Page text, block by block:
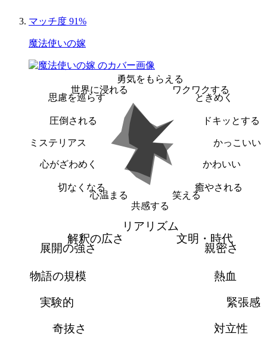
マッチ度 91%
魔法使いの嫁
勇気をもらえる
ワクワクする
ときめく
ドキッとする
かっこいい
かわいい
癒やされる
笑える
共感する
心温まる
切なくなる
心がざわめく
ミステリアス
圧倒される
思慮を巡らす
世界に浸れる
リアリズム
文明・時代
親密さ
熱血
緊張感
対立性
奇抜さ
実験的
物語の規模
展開の強さ
解釈の広さ